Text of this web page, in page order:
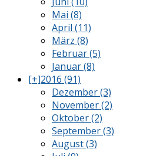
Mai (8)
April (11)
März (8)
Februar (5)
Januar (8)
[+]2016 (91)
Dezember (3)
November (2)
Oktober (2)
September (3)
August (3)